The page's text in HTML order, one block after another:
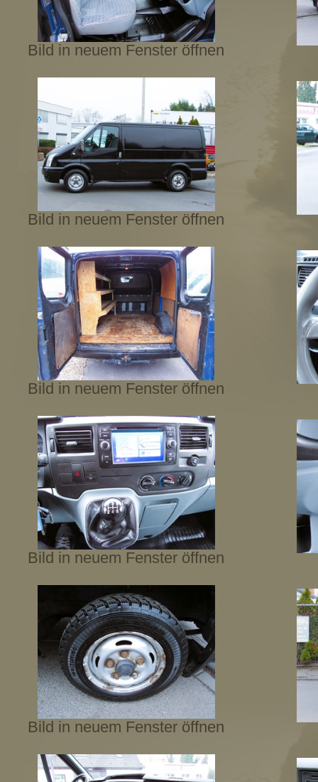
Bild in neuem Fenster öffnen
Bild in neuem Fenster öffnen
Bild in neuem Fenster öffnen
Bild in neuem Fenster öffnen
Bild in neuem Fenster öffnen